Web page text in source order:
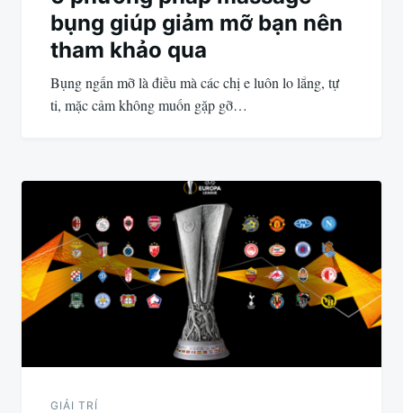
bụng giúp giảm mỡ bạn nên
tham khảo qua
Bụng ngấn mỡ là điều mà các chị e luôn lo lắng, tự
ti, mặc cảm không muốn gặp gỡ…
GIẢI TRÍ